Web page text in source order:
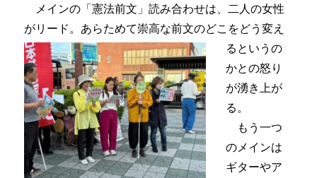
メインの「憲法前文」読み合わせは、二人の女性
がリード。あらためて崇高な前文のどこをどう変え
る というの
かとの怒り
が湧き上が
る。
もう一つ
のメインは
ギターやア